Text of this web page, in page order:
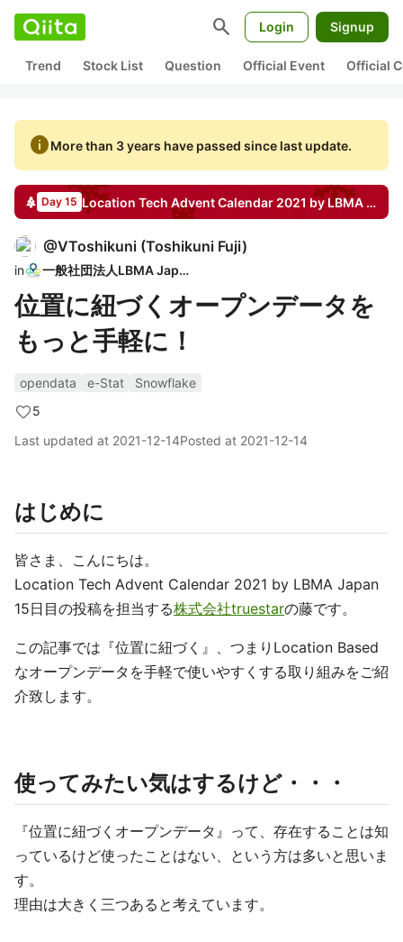
search Login Signup
Trend Stock List Question Official Event Official
infoMore than 3 years have passed since last update.
Day 15 Location Tech Advent Calendar 2021 by LBMA Japan 🛰
@VToshikuni (Toshikuni Fuji)
in 一般社団法人LBMA Japan
位置に紐づくオープンデータを
もっと手軽に！
opendata e-Stat
Snowflake
5
Last updated at 2021-12-14Posted at 2021-12-14
はじめに
皆さま、こんにちは。
Location Tech Advent Calendar 2021 by LBMA Japan
15日目の投稿を担当する株式会社truestarの藤です。
この記事では『位置に紐づく』、つまりLocation Based
なオープンデータを手軽で使いやすくする取り組みをご紹
介致します。
使ってみたい気はするけど・・・
『位置に紐づくオープンデータ』って、存在することは知
っているけど使ったことはない、という方は多いと思いま
す。
理由は大きく三つあると考えています。